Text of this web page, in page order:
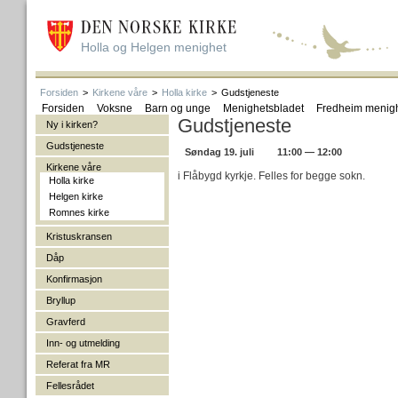
Holla og Helgen menighet
Forsiden > Kirkene våre > Holla kirke > Gudstjeneste
Forsiden Voksne Barn og unge Menighetsbladet Fredheim
Ny i kirken?
Gudstjeneste
Kirkene våre
Holla kirke
Helgen kirke
Romnes kirke
Kristuskransen
Dåp
Konfirmasjon
Bryllup
Gravferd
Inn- og utmelding
Referat fra MR
Fellesrådet
Gudstjeneste
Søndag 19. juli 11:00 — 12:00
i Flåbygd kyrkje. Felles for begge sokn.